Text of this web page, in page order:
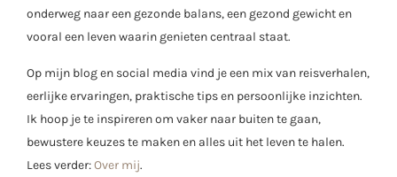
onderweg naar een gezonde balans, een gezond gewicht en
vooral een leven waarin genieten centraal staat.
Op mijn blog en social media vind je een mix van reisverhalen,
eerlijke ervaringen, praktische tips en persoonlijke inzichten.
Ik hoop je te inspireren om vaker naar buiten te gaan,
bewustere keuzes te maken en alles uit het leven te halen.
Lees verder:Over mij.